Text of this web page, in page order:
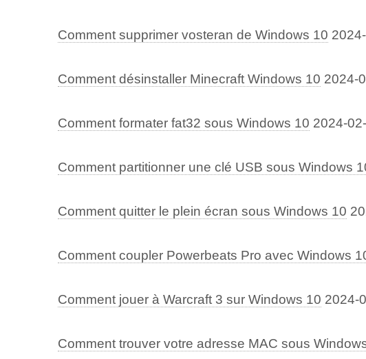
Comment supprimer vosteran de Windows 10
Comment désinstaller Minecraft Windows 10 2024-
Comment formater fat32 sous Windows 10 2024-
Comment partitionner une clé USB sous Windows
Comment quitter le plein écran sous Windows 10
Comment coupler Powerbeats Pro avec Windows
Comment jouer à Warcraft 3 sur Windows 10 2024-
Comment trouver votre adresse MAC sous